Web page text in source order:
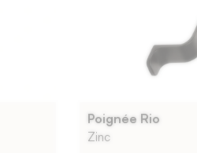
Poignée Rio
Zinc